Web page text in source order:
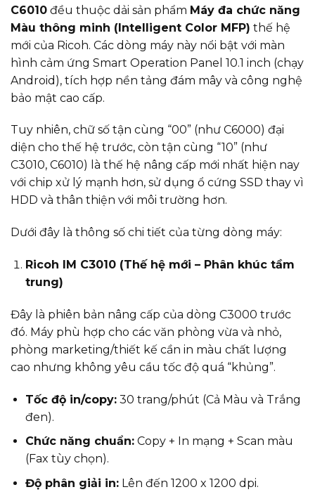
C6010 đều thuộc dải sản phẩm Máy đa chức năng
Màu thông minh (Intelligent Color MFP) thế hệ
mới của Ricoh. Các dòng máy này nổi bật với màn
hình cảm ứng Smart Operation Panel 10.1 inch (chạy
Android), tích hợp nền tảng đám mây và công nghệ
bảo mật cao cấp.
Tuy nhiên, chữ số tận cùng “00” (như C6000) đại
diện cho thế hệ trước, còn tận cùng “10” (như
C3010, C6010) là thế hệ nâng cấp mới nhất hiện nay
với chip xử lý mạnh hơn, sử dụng ổ cứng SSD thay vì
HDD và thân thiện với môi trường hơn.
Dưới đây là thông số chi tiết của từng dòng máy:
Ricoh IM C3010 (Thế hệ mới – Phân khúc tầm
trung)
Đây là phiên bản nâng cấp của dòng C3000 trước
đó. Máy phù hợp cho các văn phòng vừa và nhỏ,
phòng marketing/thiết kế cần in màu chất lượng
cao nhưng không yêu cầu tốc độ quá “khủng”.
Tốc độ in/copy:30 trang/phút (Cả Màu và Trắng
đen).
Chức năng chuẩn:Copy + In mạng + Scan màu
(Fax tùy chọn).
Độ phân giải in:Lên đến 1200 x 1200 dpi.